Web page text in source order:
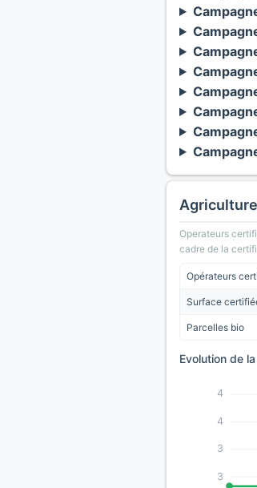
Operateurs
cadre de la
Opérateurs
Surface
Parcelles bio
Evolution de
3
3
4
4